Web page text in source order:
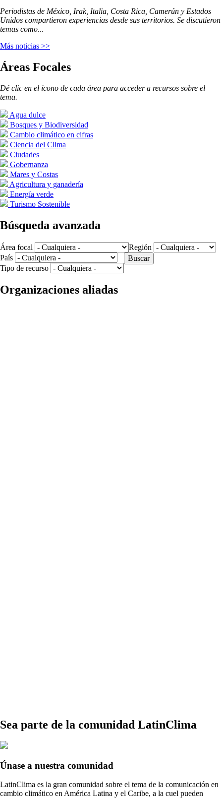
Periodistas de México, Irak, Italia, Costa Rica, Camerún y Estados
Unidos compartieron experiencias desde sus territorios. Se discutieron
temas como...
Más noticias >>
Áreas Focales
Dé clic en el ícono de cada área para acceder a recursos sobre el
tema.
Agua dulce
Bosques y Biodiversidad
Cambio climático en cifras
Ciencia del Clima
Ciudades
Gobernanza
Mares y Costas
Agricultura y ganadería
Energía verde
Turismo Sostenible
Búsqueda avanzada
Área focal
Región
País
Tipo de recurso
Organizaciones aliadas
Sea parte de la comunidad LatinClima
Únase a nuestra comunidad
LatinClima es la gran comunidad sobre el tema de la comunicación en
cambio climático en América Latina y el Caribe, a la cuel pueden